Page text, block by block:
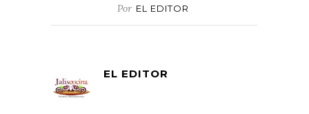
Por EL EDITOR
EL EDITOR